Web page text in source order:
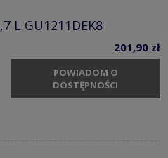
L GU1211DEK8
201,90 zł
POWIADOM O
DOSTĘPNOŚCI